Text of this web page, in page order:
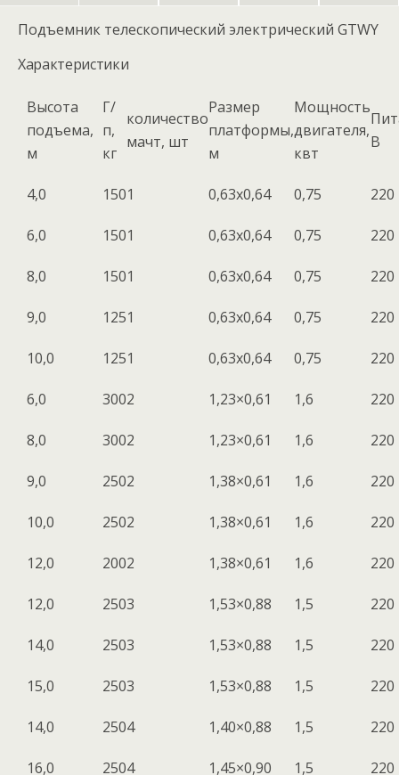
Подъемник телескопический электрический GTWY
Характеристики
Высота
подъема,
м
Г/
п,
кг
количество
мачт, шт
Размер
платформы,
м
Мощность
двигателя,
квт
В
4,0 1501 0,63х0,64 0,75 220
6,0 1501 0,63х0,64 0,75 220
8,0 1501 0,63х0,64 0,75 220
9,0 1251 0,63х0,64 0,75 220
10,0 1251 0,63х0,64 0,75 220
6,0 3002 1,23×0,61 1,6 220
8,0 3002 1,23×0,61 1,6 220
9,0 2502 1,38×0,61 1,6 220
10,0 2502 1,38×0,61 1,6 220
12,0 2002 1,38×0,61 1,6 220
12,0 2503 1,53×0,88 1,5 220
14,0 2503 1,53×0,88 1,5 220
15,0 2503 1,53×0,88 1,5 220
14,0 2504 1,40×0,88 1,5 220
16,0 2504 1,45×0,90 1,5 220